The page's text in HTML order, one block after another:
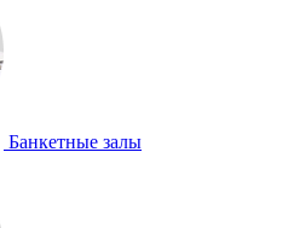
Банкетные залы